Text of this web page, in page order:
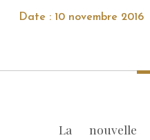
Date : 10 novembre 2016
La nouvelle